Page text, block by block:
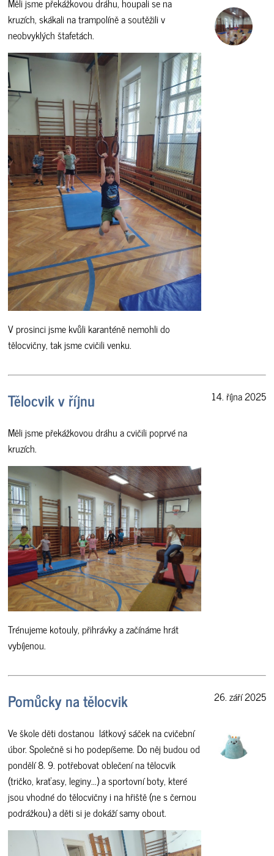
Měli jsme překážkovou dráhu, houpali se na
kruzích, skákali na trampolíně a soutěžili v
neobvyklých štafetách.
V prosinci jsme kvůli karanténě nemohli do
tělocvičny, tak jsme cvičili venku.
Tělocvik v říjnu
Měli jsme překážkovou dráhu a cvičili poprvé na
kruzích.
Trénujeme kotouly, přihrávky a začínáme hrát
vybíjenou.
14. října 2025
Pomůcky na tělocvik
Ve škole děti dostanou látkový sáček na cvičební
úbor. Společně si ho podepíšeme. Do něj budou od
pondělí 8. 9. potřebovat oblečení na tělocvik
(tričko, kraťasy, leginy...) a sportovní boty, které
jsou vhodné do tělocvičny i na hřiště (ne s černou
podrážkou) a děti si je dokáží samy obout.
26. září 2025